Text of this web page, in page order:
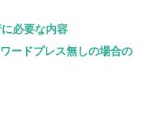
必要な内容
ードプレス無しの場合の